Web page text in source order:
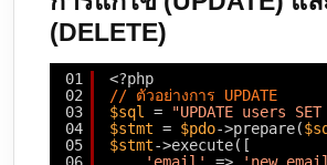
(DELETE)
01
02
03
04
05
<?php
// ตัวอย่างการ UPDATE
$sql =
"UPDATE users
$stmt = $pdo->prepare(
$stmt->execute([